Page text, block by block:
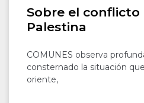
Sobre el conflicto
Palestina
COMUNES observa
consternado la situación
oriente,